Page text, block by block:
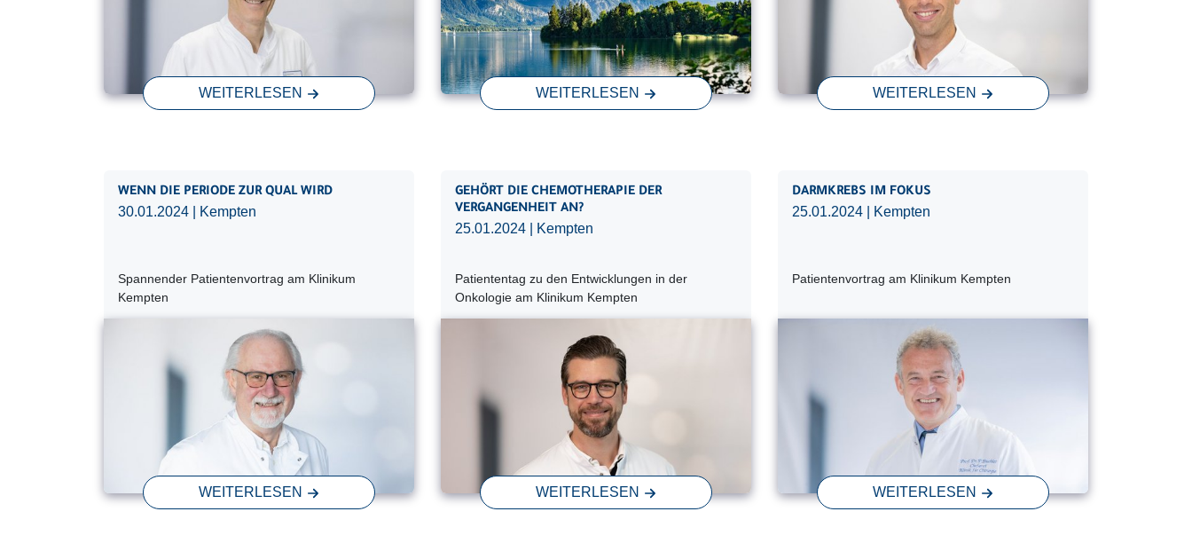
WEITERLESEN WEITERLESEN WEITERLESEN
WENN DIE PERIODE ZUR QUAL WIRD
30.01.2024 | Kempten
Spannender Patientenvortrag am Klinikum
Kempten
WEITERLESEN
GEHÖRT DIE CHEMOTHERAPIE DER
VERGANGENHEIT AN?
25.01.2024 | Kempten
Patiententag zu den Entwicklungen in der
Onkologie am Klinikum Kempten
WEITERLESEN
DARMKREBS IM FOKUS
25.01.2024 | Kempten
Patientenvortrag am Klinikum Kempten
WEITERLESEN